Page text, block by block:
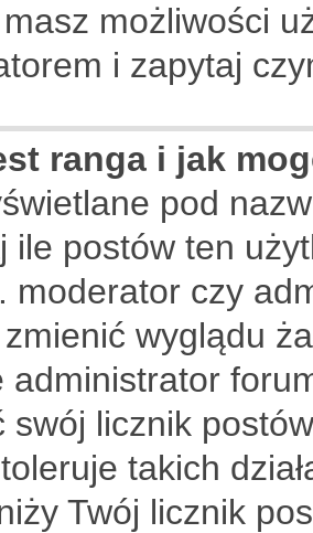
możliwości
i zapytaj
ranga i jak
pod
ile postów ten
moderator czy
wyglądu
administrator
swój licznik
takich
Twój licznik